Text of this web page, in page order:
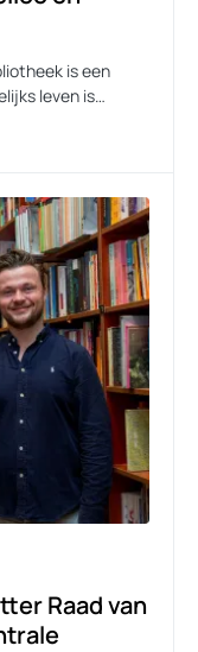
is een
leven is…
Raad van